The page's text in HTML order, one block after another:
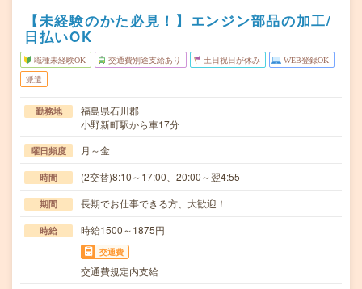
【未経験のかた必見！】エンジン部品の加工/
日払いOK
職種未経験OK 交通費別途支給あり 土日祝日が休み WEB登録OK
派遣
勤務地
福島県石川郡
小野新町駅から車17分
曜日頻度 月～金
時間 (2交替)8:10～17:00、20:00～翌4:55
期間 長期でお仕事できる方、大歓迎！
時給 時給1500～1875円
交通費
交通費規定内支給